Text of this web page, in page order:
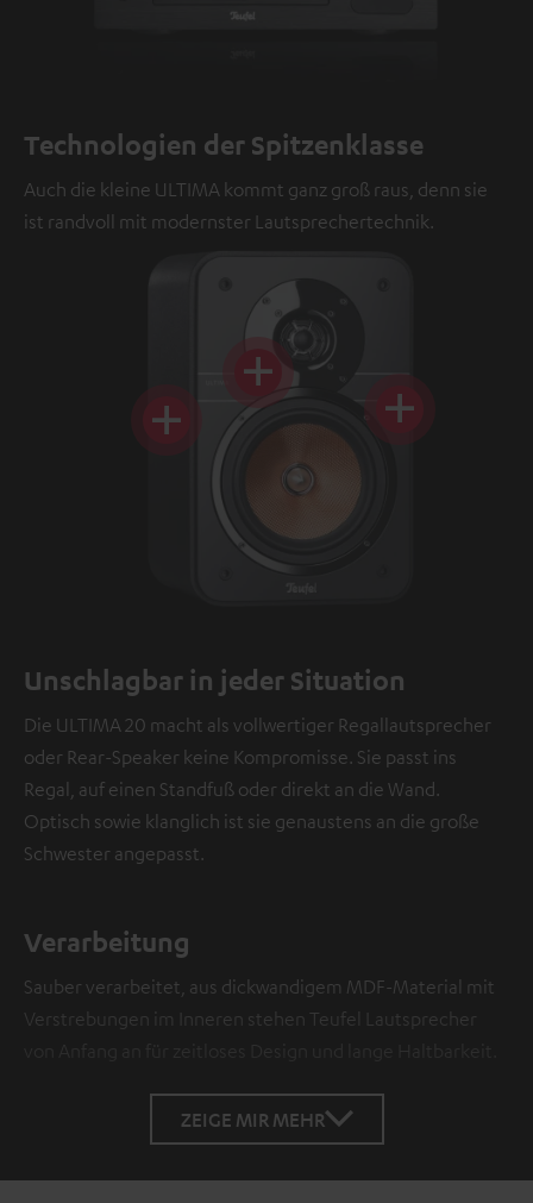
Technologien der Spitzenklasse
Auch die kleine ULTIMA kommt ganz groß raus, denn sie
ist randvoll mit modernster Lautsprechertechnik.
Unschlagbar in jeder Situation
Die ULTIMA 20 macht als vollwertiger Regallautsprecher
oder Rear-Speaker keine Kompromisse. Sie passt ins
Regal, auf einen Standfuß oder direkt an die Wand.
Optisch sowie klanglich ist sie genaustens an die große
Schwester angepasst.
Verarbeitung
Sauber verarbeitet, aus dickwandigem MDF-Material mit
Verstrebungen im Inneren stehen Teufel Lautsprecher
ZEIGE MIR MEHR